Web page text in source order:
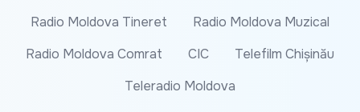
Radio Moldova Tineret
Radio Moldova Muzical
Radio Moldova Comrat
CIC
Telefilm Chișinău
Teleradio Moldova